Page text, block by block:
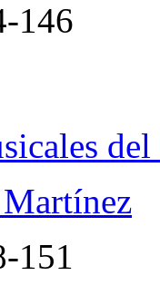
146
151